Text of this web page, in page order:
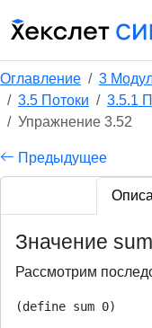
Оглавление
3
3.5 Потоки
3.5.1
Упражнение 3.52
Предыдущее
Значение sum
Рассмотрим
(define sum 0)